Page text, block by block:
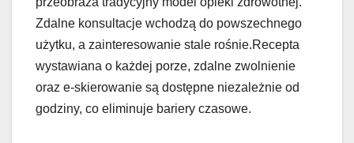
Zdalne konsultacje wchodzą do powszechnego
użytku, a zainteresowanie stale rośnie.Recepta
wystawiana o każdej porze, zdalne zwolnienie
oraz e-skierowanie są dostępne niezależnie od
godziny, co eliminuje bariery czasowe.